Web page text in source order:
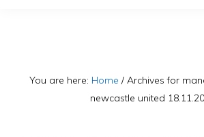
You are here: Home /Archives for
newcastle united